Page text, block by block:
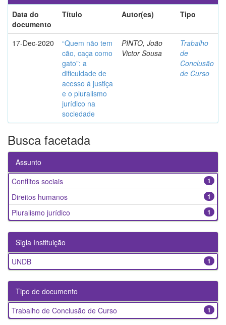
Data do
documento
Título Autor(es) Tipo
17-Dec-2020
“Quem não tem
cão, caça como
gato”: a
dificuldade de
acesso á justiça
e o pluralismo
jurídico na
sociedade
PINTO, João
Victor Sousa
Trabalho
de
Conclusão
de Curso
Busca facetada
Assunto
1
Conflitos sociais
1
Direitos humanos
1
Pluralismo jurídico
Sigla Instituição
1
UNDB
Tipo de documento
1
Trabalho de Conclusão de Curso